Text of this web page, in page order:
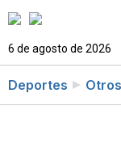
6 de agosto de 2026
Deportes